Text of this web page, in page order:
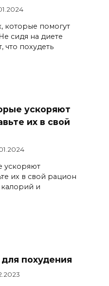
которые помогут
сидя на диете
что похудеть
ускоряют
их в свой
ускоряют
их в свой рацион
и
похудения